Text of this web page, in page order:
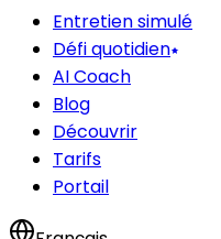
Entretien simulé
Défi quotidien
AI Coach
Blog
Découvrir
Tarifs
Portail